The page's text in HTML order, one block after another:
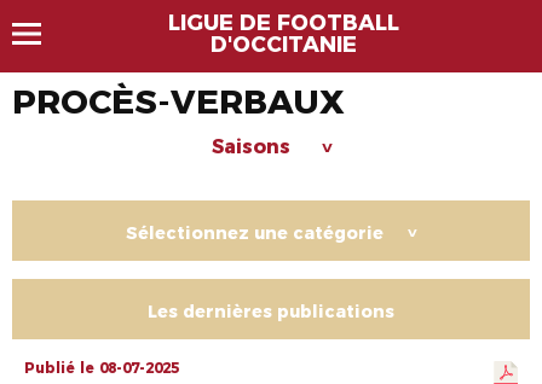
LIGUE DE FOOTBALL
D'OCCITANIE
PROCÈS-VERBAUX
Saisons >
Sélectionnez une catégorie >
Les dernières publications
Publié le 08-07-2025